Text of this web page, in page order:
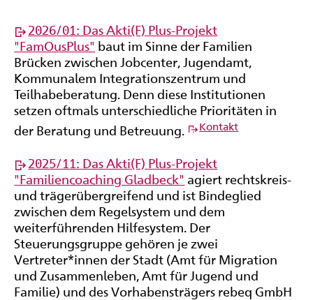
2026/01: Das Akti(F) Plus-Projekt
"FamOusPlus" baut im Sinne der Familien
Brücken zwischen Jobcenter, Jugendamt,
Kommunalem Integrationszentrum und
Teilhabeberatung. Denn diese Institutionen
setzen oftmals unterschiedliche Prioritäten in
der Beratung und Betreuung.
Kontakt
2025/11: Das Akti(F) Plus-Projekt
"Familiencoaching Gladbeck" agiert rechtskreis-
und trägerübergreifend und ist Bindeglied
zwischen dem Regelsystem und dem
weiterführenden Hilfesystem. Der
Steuerungsgruppe gehören je zwei
Vertreter*innen der Stadt (Amt für Migration
und Zusammenleben, Amt für Jugend und
Familie) und des Vorhabensträgers rebeq GmbH